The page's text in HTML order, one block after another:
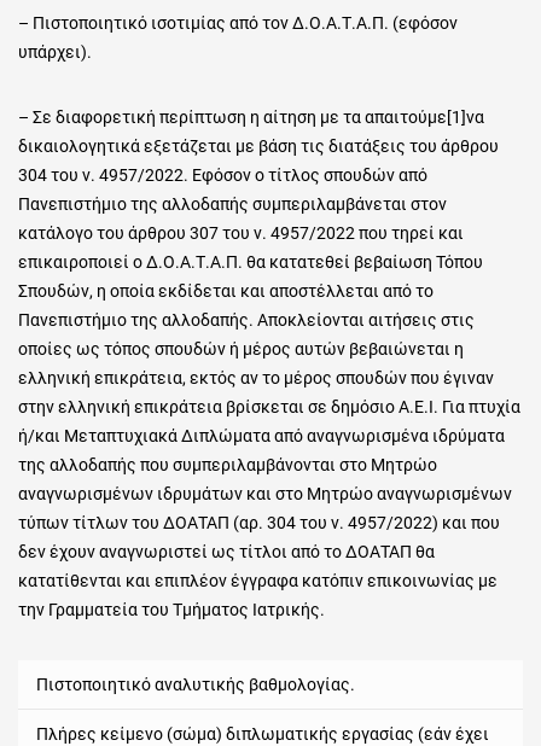
– Πιστοποιητικό ισοτιμίας από τον Δ.Ο.Α.Τ.Α.Π. (εφόσον
υπάρχει).
– Σε διαφορετική περίπτωση η αίτηση με τα απαιτούμε[1]να
δικαιολογητικά εξετάζεται με βάση τις διατάξεις του άρθρου
304 του ν. 4957/2022. Εφόσον ο τίτλος σπουδών από
Πανεπιστήμιο της αλλοδαπής συμπεριλαμβάνεται στον
κατάλογο του άρθρου 307 του ν. 4957/2022 που τηρεί και
επικαιροποιεί ο Δ.Ο.Α.Τ.Α.Π. θα κατατεθεί βεβαίωση Τόπου
Σπουδών, η οποία εκδίδεται και αποστέλλεται από το
Πανεπιστήμιο της αλλοδαπής. Αποκλείονται αιτήσεις στις
οποίες ως τόπος σπουδών ή μέρος αυτών βεβαιώνεται η
ελληνική επικράτεια, εκτός αν το μέρος σπουδών που έγιναν
στην ελληνική επικράτεια βρίσκεται σε δημόσιο Α.Ε.Ι. Για πτυχία
ή/και Μεταπτυχιακά Διπλώματα από αναγνωρισμένα ιδρύματα
της αλλοδαπής που συμπεριλαμβάνονται στο Μητρώο
αναγνωρισμένων ιδρυμάτων και στο Μητρώο αναγνωρισμένων
τύπων τίτλων του ΔΟΑΤΑΠ (αρ. 304 του ν. 4957/2022) και που
δεν έχουν αναγνωριστεί ως τίτλοι από το ΔΟΑΤΑΠ θα
κατατίθενται και επιπλέον έγγραφα κατόπιν επικοινωνίας με
την Γραμματεία του Τμήματος Ιατρικής.
Πιστοποιητικό αναλυτικής βαθμολογίας.
Πλήρες κείμενο (σώμα) διπλωματικής εργασίας (εάν έχει